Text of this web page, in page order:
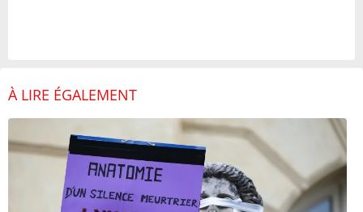
À LIRE ÉGALEMENT